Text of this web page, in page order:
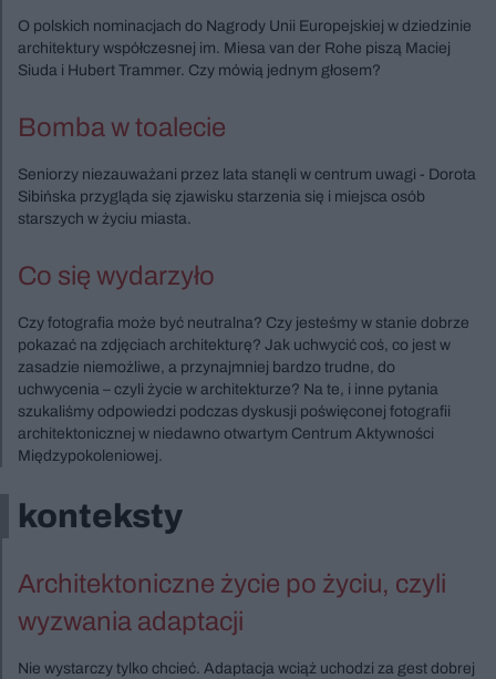
O polskich nominacjach do Nagrody Unii Europejskiej w dziedzinie
architektury współczesnej im. Miesa van der Rohe piszą Maciej
Siuda i Hubert Trammer. Czy mówią jednym głosem?
Bomba w toalecie
Seniorzy niezauważani przez lata stanęli w centrum uwagi - Dorota
Sibińska przygląda się zjawisku starzenia się i miejsca osób
starszych w życiu miasta.
Co się wydarzyło
Czy fotografia może być neutralna? Czy jesteśmy w stanie dobrze
pokazać na zdjęciach architekturę? Jak uchwycić coś, co jest w
zasadzie niemożliwe, a przynajmniej bardzo trudne, do
uchwycenia – czyli życie w architekturze? Na te, i inne pytania
szukaliśmy odpowiedzi podczas dyskusji poświęconej fotografii
architektonicznej w niedawno otwartym Centrum Aktywności
Międzypokoleniowej.
konteksty
Architektoniczne życie po życiu, czyli
wyzwania adaptacji
Nie wystarczy tylko chcieć. Adaptacja wciąż uchodzi za gest dobrej